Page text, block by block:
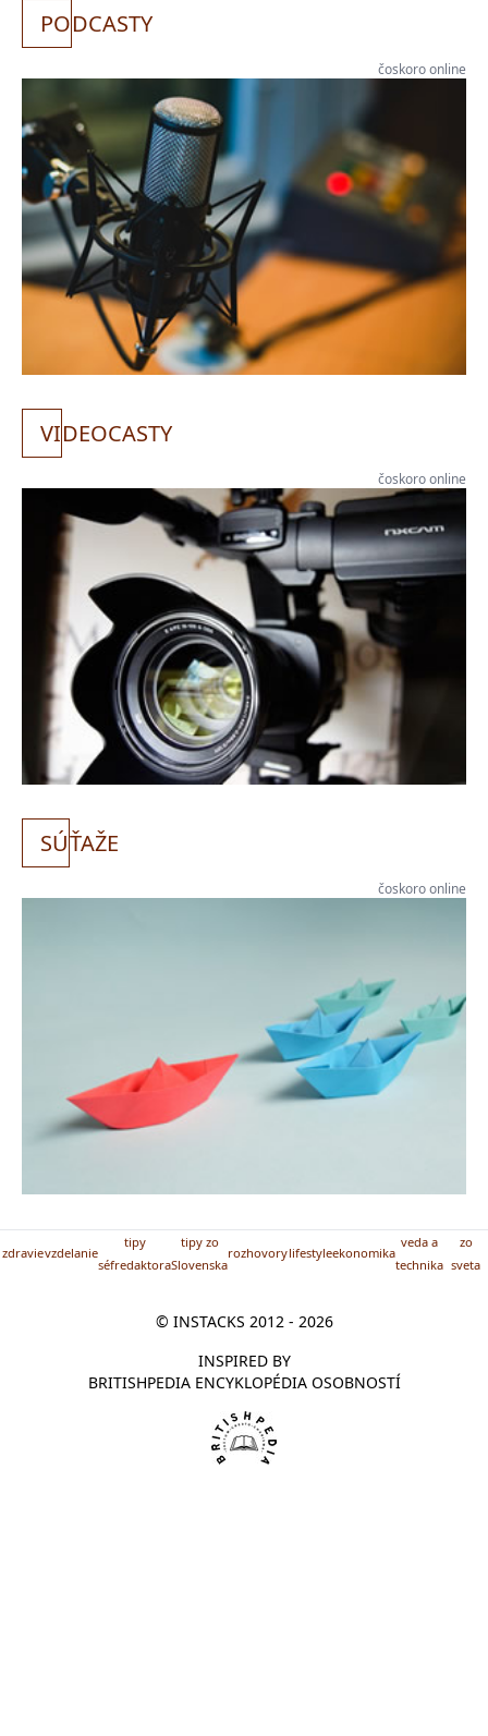
PODCASTY
čoskoro online
VIDEOCASTY
čoskoro online
SÚŤAŽE
čoskoro online
zdravievzdelanie
tipy
séfredaktora
tipy zo
Slovenska
rozhovorylifestyleekonomika
veda a
technika
zo
sveta
© INSTACKS 2012 - 2026
INSPIRED BY
BRITISHPEDIA ENCYKLOPÉDIA OSOBNOSTÍ